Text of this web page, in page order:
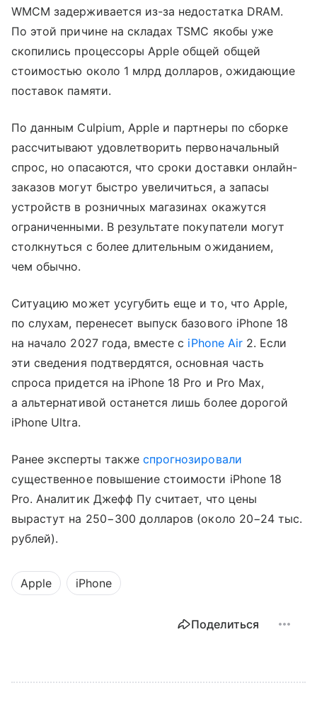
WMCM задерживается из-за недостатка DRAM.
По этой причине на складах TSMC якобы уже
скопились процессоры Apple общей общей
стоимостью около 1 млрд долларов, ожидающие
поставок памяти.
По данным Culpium, Apple и партнеры по сборке
рассчитывают удовлетворить первоначальный
спрос, но опасаются, что сроки доставки онлайн-
заказов могут быстро увеличиться, а запасы
устройств в розничных магазинах окажутся
ограниченными. В результате покупатели могут
столкнуться с более длительным ожиданием,
чем обычно.
Ситуацию может усугубить еще и то, что Apple,
по слухам, перенесет выпуск базового iPhone 18
на начало 2027 года, вместе с iPhone Air2. Если
эти сведения подтвердятся, основная часть
спроса придется на iPhone 18 Pro и Pro Max,
а альтернативой останется лишь более дорогой
iPhone Ultra.
Ранее эксперты такжеспрогнозировали
существенное повышение стоимости iPhone 18
Pro. Аналитик Джефф Пу считает, что цены
вырастут на 250−300 долларов (около 20−24 тыс.
рублей).
Apple iPhone
Поделиться